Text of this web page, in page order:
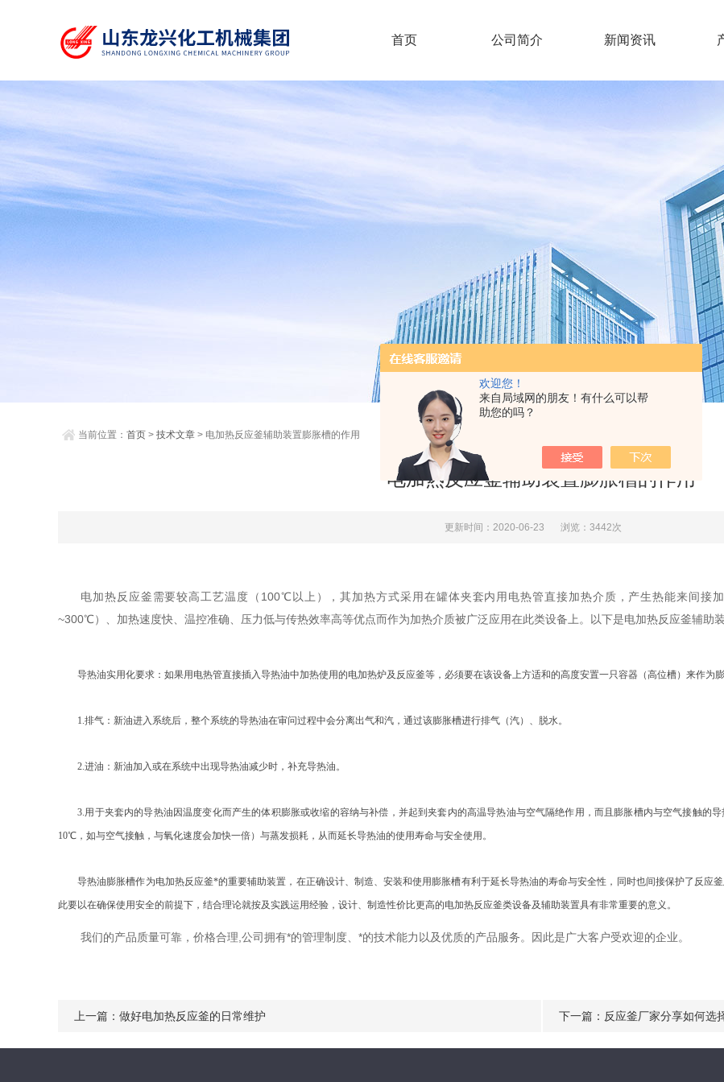
欢迎您！
来自局域网的朋友！有什么可以帮
助您的吗？
首页 公司简介 新闻资讯
当前位置： 首页 > 技术文章 > 电加热反应釜辅助装置膨胀槽的作用
电加热反应釜辅助装置膨胀槽的作用
更新时间：2020-06-23 浏览：3442次
电加热反应釜需要较高工艺温度（100℃以上），其加热方式采用在罐体夹套内用电热管直接加热介质，产生热能来间接
~300℃）、加热速度快、温控准确、压力低与传热效率高等优点而作为加热介质被广泛应用在此类设备上。以下是电加热反应釜辅助
导热油实用化要求：如果用电热管直接插入导热油中加热使用的电加热炉及反应釜等，必须要在该设备上方适和的高度安置一只容器（高位槽）来作为膨
1.排气：新油进入系统后，整个系统的导热油在审问过程中会分离出气和汽，通过该膨胀槽进行排气（汽）、脱水。
2.进油：新油加入或在系统中出现导热油减少时，补充导热油。
3.用于夹套内的导热油因温度变化而产生的体积膨胀或收缩的容纳与补偿，并起到夹套内的高温导热油与空气隔绝作用，而且膨胀槽内与空气接触的
10℃，如与空气接触，与氧化速度会加快一倍）与蒸发损耗，从而延长导热油的使用寿命与安全使用。
导热油膨胀槽作为电加热反应釜*的重要辅助装置，在正确设计、制造、安装和使用膨胀槽有利于延长导热油的寿命与安全性，同时也间接保护了反应
此要以在确保使用安全的前提下，结合理论就按及实践运用经验，设计、制造性价比更高的电加热反应釜类设备及辅助装置具有非常重要的意义。
我们的产品质量可靠，价格合理,公司拥有*的管理制度、*的技术能力以及优质的产品服务。因此是广大客户受欢迎的企业。
上一篇： 做好电加热反应釜的日常维护 下一篇： 反应釜厂家分享如何选